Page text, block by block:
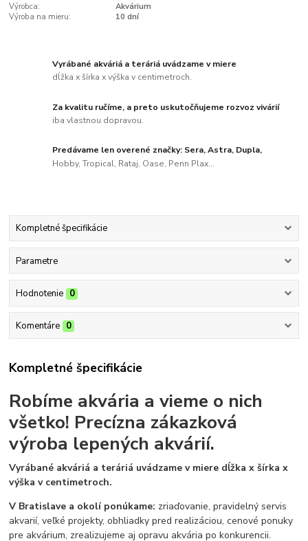
Výrobca:
Akvárium
Výroba na mieru:
10 dní
Vyrábané akváriá a teráriá uvádzame v miere
dĺžka x šírka x výška v centimetroch.
Za kvalitu ručíme, a preto uskutočňujeme rozvoz vivárií
iba vlastnou dopravou.
Predávame len overené značky: Sera, Astra, Dupla,
Hobby, Tropical, Rataj, Oase, Penn Plax...
Kompletné špecifikácie
Parametre
Hodnotenie 0
Komentáre 0
Kompletné špecifikácie
Robíme akvária a vieme o nich
všetko! Precízna zákazková
výroba lepených akvárií.
Vyrábané akváriá a teráriá uvádzame v miere dĺžka x šírka x
výška v centimetroch.
V Bratislave a okolí ponúkame: zriaďovanie, pravidelný servis
akvarií, veľké projekty, obhliadky pred realizáciou, cenové ponuky
pre akvárium, zrealizujeme aj opravu akvária po konkurencii.